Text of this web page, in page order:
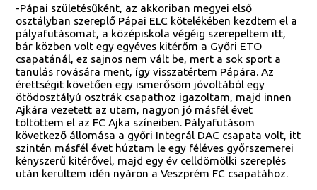
-Pápai születésűként, az akkoriban megyei első
osztályban szereplő Pápai ELC kötelékében kezdtem el a
pályafutásomat, a középiskola végéig szerepeltem itt,
bár közben volt egy egyéves kitérőm a Győri ETO
csapatánál, ez sajnos nem vált be, mert a sok sport a
tanulás rovására ment, így visszatértem Pápára. Az
érettségit követően egy ismerősöm jóvoltából egy
ötödosztályú osztrák csapathoz igazoltam, majd innen
Ajkára vezetett az utam, nagyon jó másfél évet
töltöttem el az FC Ajka színeiben. Pályafutásom
következő állomása a győri Integrál DAC csapata volt, itt
szintén másfél évet húztam le egy féléves győrszemerei
kényszerű kitérővel, majd egy év celldömölki szereplés
után kerültem idén nyáron a Veszprém FC csapatához.